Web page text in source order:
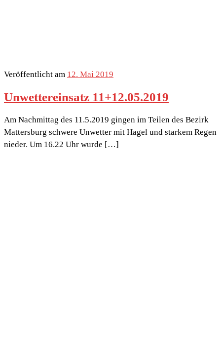
Veröffentlicht am 12. Mai 2019
Unwettereinsatz 11+12.05.2019
Am Nachmittag des 11.5.2019 gingen im Teilen des Bezirk
Mattersburg schwere Unwetter mit Hagel und starkem Regen
nieder. Um 16.22 Uhr wurde […]